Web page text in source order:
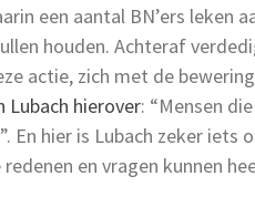
een aantal BN’ers leken
houden. Achteraf
actie, zich met de
Lubach hierover: “Mensen
En hier is Lubach zeker iets
en vragen kunnen